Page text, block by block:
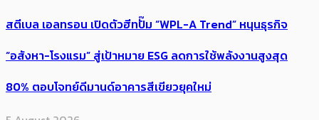
สตีเบล เอลทรอน เปิดตัวฮีทปั๊ม “WPL-A Trend” หนุนธุรกิจ
“อสังหา-โรงแรม” สู่เป้าหมาย ESG ลดการใช้พลังงานสูงสุด
80% ตอบโจทย์ดีมานด์อาคารสีเขียวยุคใหม่